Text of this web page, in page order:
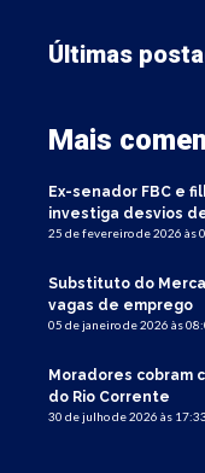
Últimas
Mais
Ex-senador FBC e
investiga desvios
25 de fevereiro de 2026 às
Substituto do
vagas de emprego
05 de janeiro de 2026 às
Moradores cobram
do Rio Corrente
30 de julho de 2026 às 17:33